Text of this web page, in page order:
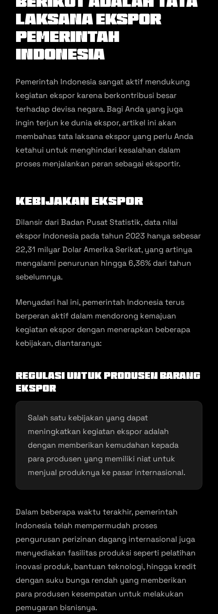
Laksana Ekspor
Pemerintah
Indonesia
Pemerintah Indonesia sangat aktif mendukung
kegiatan ekspor karena berkontribusi besar
terhadap devisa negara. Bagi Anda yang juga
ingin terjun ke dunia ekspor, artikel ini akan
membahas tata laksana ekspor yang perlu Anda
ketahui untuk menghindari kesalahan dalam
proses menjalankan peran sebagai eksportir.
Kebijakan Ekspor
Dilansir dari Badan Pusat Statistik, data nilai
ekspor Indonesia pada tahun 2023 hanya sebesar
22,31 milyar Dolar Amerika Serikat, yang artinya
mengalami penurunan hingga 6,36% dari tahun
sebelumnya.
Menyadari hal ini, pemerintah Indonesia terus
berperan aktif dalam mendorong kemajuan
kegiatan ekspor dengan menerapkan beberapa
kebijakan, diantaranya:
Regulasi untuk Produsen Barang
Ekspor
Salah satu kebijakan yang dapat
meningkatkan kegiatan ekspor adalah
dengan memberikan kemudahan kepada
para produsen yang memiliki niat untuk
menjual produknya ke pasar internasional.
Dalam beberapa waktu terakhir, pemerintah
Indonesia telah mempermudah proses
pengurusan perizinan dagang internasional juga
menyediakan fasilitas produksi seperti pelatihan
inovasi produk, bantuan teknologi, hingga kredit
dengan suku bunga rendah yang memberikan
para produsen kesempatan untuk melakukan
pemugaran bisnisnya.